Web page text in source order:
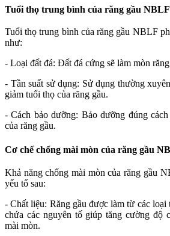
Tuổi thọ trung bình của răng gầu NBLF
Tuổi thọ trung bình của răng gầu NBLF
như:
- Loại đất đá: Đất đá cứng sẽ làm mòn
- Tần suất sử dụng: Sử dụng thường
giảm tuổi thọ của răng gầu.
- Cách bảo dưỡng: Bảo dưỡng đúng
của răng gầu.
Cơ chế chống mài mòn của răng gầu
Khả năng chống mài mòn của răng gầu
yếu tố sau:
- Chất liệu: Răng gầu được làm từ các loại
chứa các nguyên tố giúp tăng cường độ
mài mòn.